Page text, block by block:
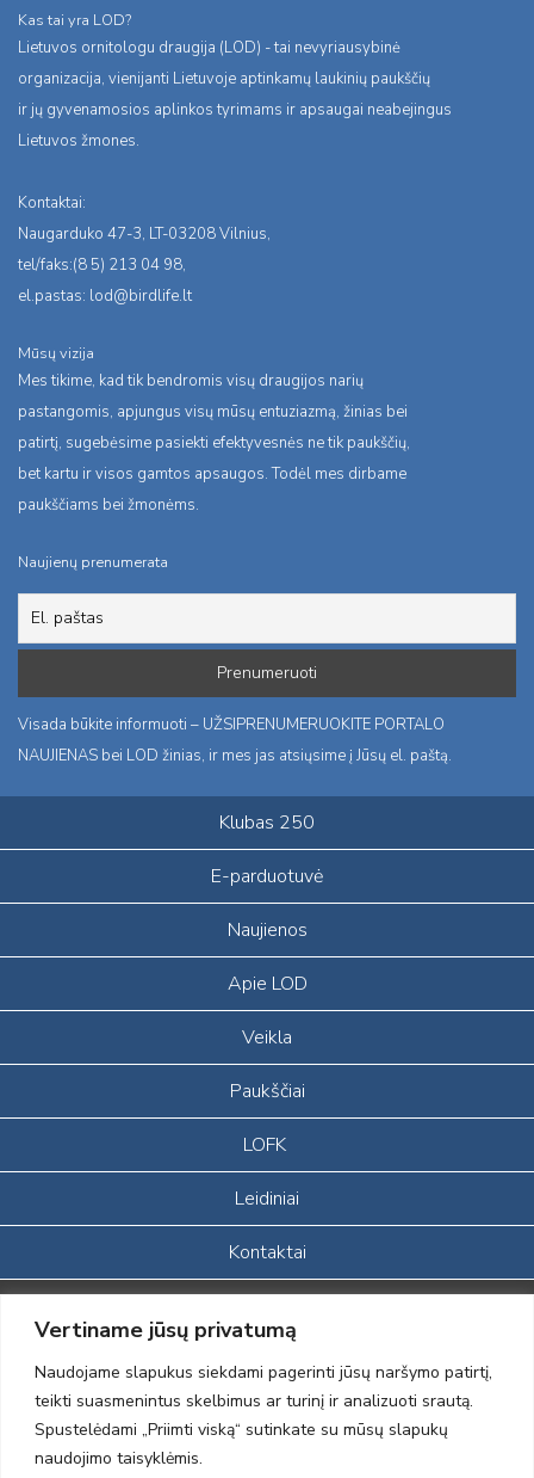
Vertiname jūsų privatumą
Naudojame slapukus siekdami pagerinti jūsų naršymo patirtį,
teikti suasmenintus skelbimus ar turinį ir analizuoti srautą.
Spustelėdami „Priimti viską“ sutinkate su mūsų slapukų
naudojimo taisyklėmis.
Kas tai yra LOD?
Lietuvos ornitologu draugija (LOD) - tai nevyriausybinė
organizacija, vienijanti Lietuvoje aptinkamų laukinių paukščių
ir jų gyvenamosios aplinkos tyrimams ir apsaugai neabejingus
Lietuvos žmones.
Kontaktai:
Naugarduko 47-3, LT-03208 Vilnius,
tel/faks:(8 5) 213 04 98,
el.pastas: lod@birdlife.lt
Mūsų vizija
Mes tikime, kad tik bendromis visų draugijos narių
pastangomis, apjungus visų mūsų entuziazmą, žinias bei
patirtį, sugebėsime pasiekti efektyvesnės ne tik paukščių,
bet kartu ir visos gamtos apsaugos. Todėl mes dirbame
paukščiams bei žmonėms.
Naujienų prenumerata
Visada būkite informuoti – UŽSIPRENUMERUOKITE PORTALO
NAUJIENAS bei LOD žinias, ir mes jas atsiųsime į Jūsų el. paštą.
Klubas 250
E-parduotuvė
Naujienos
Apie LOD
Veikla
Paukščiai
LOFK
Leidiniai
Kontaktai
Portalas sukurtas įgyvendinant Lietuvos Respublikos, Europos
ekonominės erdvės ir Norvegijos finansinių mechanizmų iš dalies
finansuojamą paprojektį
„LOD visuomeninės /gamtosauginės veiklos sustiprinimas ir įvaizdžio
formavimas įtraukiant visuomenę į aplinkosauginių tyrimų veiklą“
(paprojekčio
įgyvendinimo sutarties numeris 2004-LT0008-NVO-1EEE/NOR-02-